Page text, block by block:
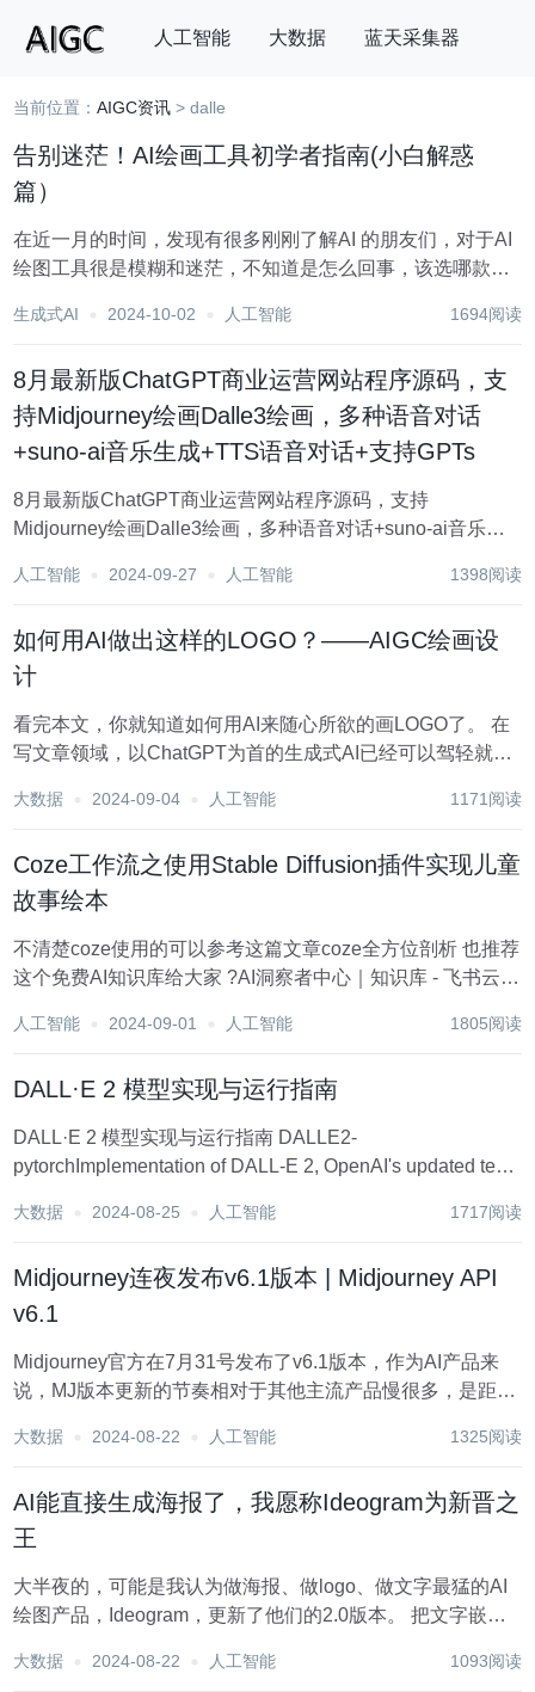
人工智能 大数据 蓝天采集器
搜索
当前位置：AIGC资讯 > dalle
告别迷茫！AI绘画工具初学者指南(小白解惑
篇）
在近一月的时间，发现有很多刚刚了解AI 的朋友们，对于AI
绘图工具很是模糊和迷茫，不知道是怎么回事，该选哪款AI
篇AI绘画工具介绍，这是专为小白解惑的。如果你已经有AI
生成式AI 2024-10-02 人工智能 1694阅读
8月最新版ChatGPT商业运营网站程序源码，支
持Midjourney绘画Dalle3绘画，多种语音对话
+suno-ai音乐生成+TTS语音对话+支持GPTs
8月最新版ChatGPT商业运营网站程序源码，支持
Midjourney绘画Dalle3绘画，多种语音对话+suno-ai音乐生
商业运营网站程序源码，支持Midjour...
人工智能 2024-09-27 人工智能 1398阅读
如何用AI做出这样的LOGO？——AIGC绘画设
计
看完本文，你就知道如何用AI来随心所欲的画LOGO了。 在
写文章领域，以ChatGPT为首的生成式AI已经可以驾轻就熟
甚至还会写代码。 在绘画领域，AI已经向画师们发起了挑
大数据 2024-09-04 人工智能 1171阅读
Coze工作流之使用Stable Diffusion插件实现儿童
故事绘本
不清楚coze使用的可以参考这篇文章coze全方位剖析 也推荐
这个免费AI知识库给大家 ​‬​‍‍​​‬​​​‬​ ​ ​​​‍ ‬​​​​​‌​​ ‬​‬⁠​​ ​​⁠​‌​​‬?AI洞察者中心｜知识库 - 飞书云文
人工智能 2024-09-01 人工智能 1805阅读
DALL·E 2 模型实现与运行指南
DALL·E 2 模型实现与运行指南 DALLE2-
pytorchImplementation of DALL-E 2, OpenAI's updated text-
大数据 2024-08-25 人工智能 1717阅读
Midjourney连夜发布v6.1版本 | Midjourney API
v6.1
Midjourney官方在7月31号发布了v6.1版本，作为AI产品来
说，MJ版本更新的节奏相对于其他主流产品慢很多，是距离
容相信是对整体“AI文生图”产品来说又是一个质的提升。 首
大数据 2024-08-22 人工智能 1325阅读
AI能直接生成海报了，我愿称Ideogram为新晋之
王
大半夜的，可能是我认为做海报、做logo、做文字最猛的AI
绘图产品，Ideogram，更新了他们的2.0版本。 把文字嵌入
知道Ideogram。 在AI绘图里面，这个产品确实也有一点冷
大数据 2024-08-22 人工智能 1093阅读